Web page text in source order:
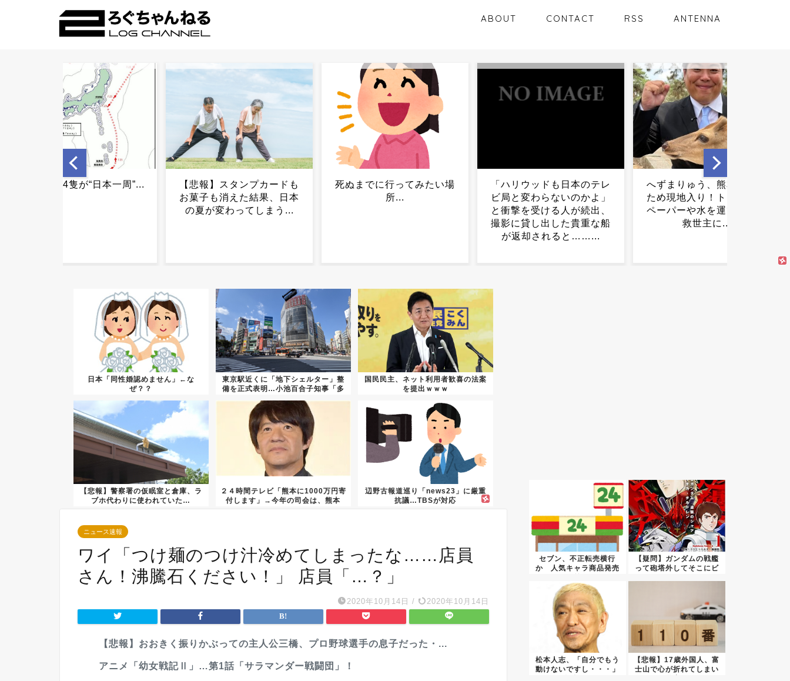
ABOUT CONTACT RSS ANTENNA
死ぬまでに行ってみたい場
所...
「ハリウッドも日本のテレ
ビ局と変わらないのかよ」
へずまりゅう、熊本を救う
ため現地入り！トイレット
ペーパーや水を運び地域の
救世主に...
【衝撃】今ちいかわの映画
が話題沸騰中だけど、水の
都の護神も2020年代に公開
されてたら・・・・・...
【悲報】スタンプカードも
日本「同性婚認めません」←な
ぜ？？
東京駅近くに「地下シェルター」整
備を正式表明…小池百合子知事「多
国民民主、ネット利用者歓喜の法案
を提出ｗｗｗ
【悲報】警察署の仮眠室と倉庫、ラ
ブホ代わりに使われていた…
２４時間テレビ「熊本に1000万円寄
付します」→今年の司会は、熊本
辺野古報道巡り「news23」に厳重
抗議…TBSが対応
ニュース速報
ワイ「つけ麺のつけ汁冷めてしまったな……店員
さん！沸騰石ください！」 店員「…？」
2020年10月14日 / 2020年10月14日
【悲報】おおきく振りかぶっての主人公三橋、プロ野球選手の息子だった・...
アニメ「幼女戦記Ⅱ」…第1話「サラマンダー戦闘団」！
セブン、不正転売横行
か 人気キャラ商品発売
【疑問】ガンダムの戦艦
って砲塔外してそこにビ
松本人志、「自分でもう
動けないですし・・・」
【悲報】17歳外国人、富
士山で心が折れてしまい